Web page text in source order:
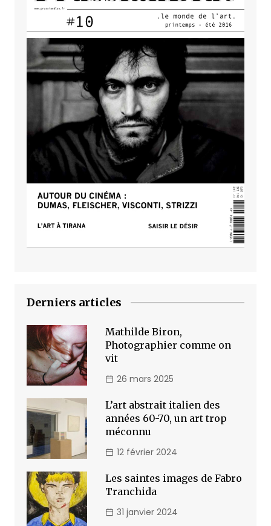
Derniers articles
Mathilde Biron,
Photographier comme on
vit
26 mars 2025
L’art abstrait italien des
années 60-70, un art trop
méconnu
12 février 2024
Les saintes images de Fabro
Tranchida
31 janvier 2024